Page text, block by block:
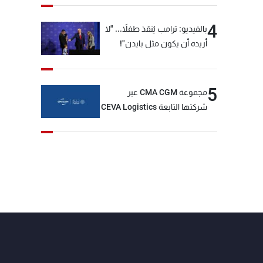
4بالفيديو: ترامب يُنقذ طفلاً... "لا
أريده أن يكون مثل بايدن"!
5
مجموعة CMA CGM عبر
شركتها التابعة CEVA Logistics